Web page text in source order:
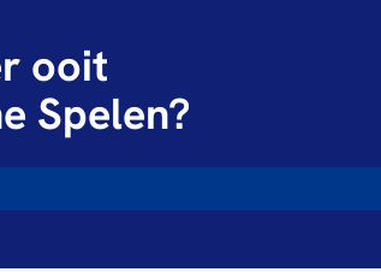
ooit
Spelen?